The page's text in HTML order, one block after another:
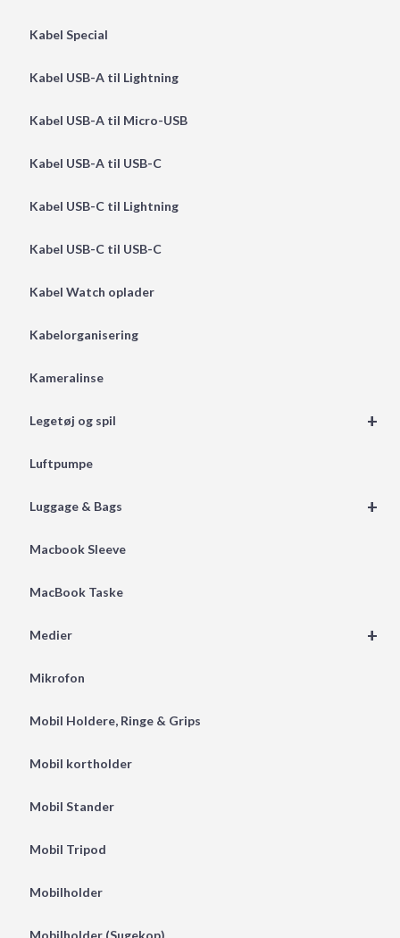
Kabel Special
Kabel USB-A til Lightning
Kabel USB-A til Micro-USB
Kabel USB-A til USB-C
Kabel USB-C til Lightning
Kabel USB-C til USB-C
Kabel Watch oplader
Kabelorganisering
Kameralinse
+
Legetøj og spil
Luftpumpe
+
Luggage & Bags
Macbook Sleeve
MacBook Taske
+
Medier
Mikrofon
Mobil Holdere, Ringe & Grips
Mobil kortholder
Mobil Stander
Mobil Tripod
Mobilholder
Mobilholder (Sugekop)